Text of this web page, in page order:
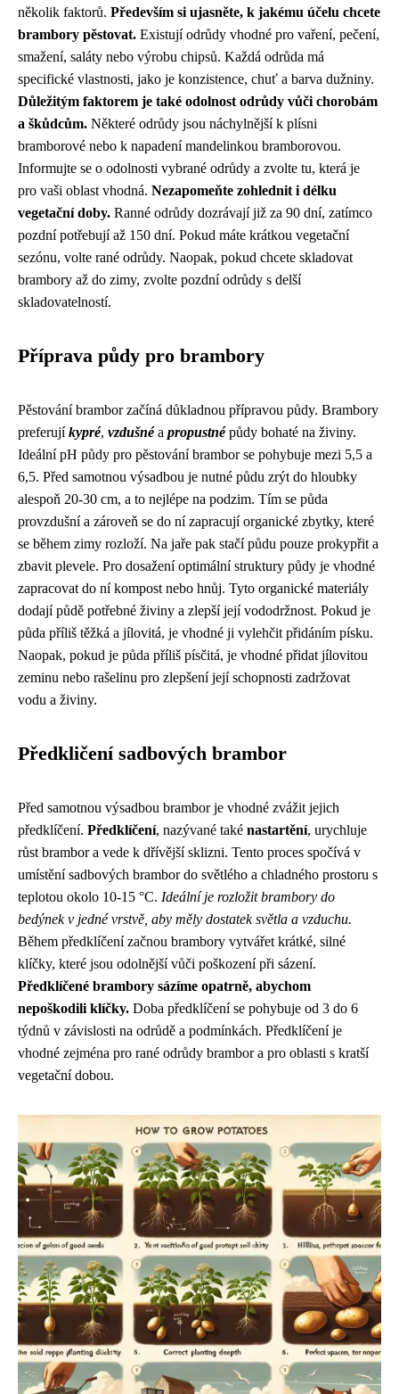
několik faktorů. Především si ujasněte, k jakému účelu chcete
brambory pěstovat. Existují odrůdy vhodné pro vaření, pečení,
smažení, saláty nebo výrobu chipsů. Každá odrůda má
specifické vlastnosti, jako je konzistence, chuť a barva dužniny.
Důležitým faktorem je také odolnost odrůdy vůči chorobám
a škůdcům. Některé odrůdy jsou náchylnější k plísni
bramborové nebo k napadení mandelinkou bramborovou.
Informujte se o odolnosti vybrané odrůdy a zvolte tu, která je
pro vaši oblast vhodná. Nezapomeňte zohlednit i délku
vegetační doby. Ranné odrůdy dozrávají již za 90 dní, zatímco
pozdní potřebují až 150 dní. Pokud máte krátkou vegetační
sezónu, volte rané odrůdy. Naopak, pokud chcete skladovat
brambory až do zimy, zvolte pozdní odrůdy s delší
skladovatelností.
Příprava půdy pro brambory
Pěstování brambor začíná důkladnou přípravou půdy. Brambory
preferujíkypré, vzdušnéa propustnépůdy bohaté na živiny.
Ideální pH půdy pro pěstování brambor se pohybuje mezi 5,5 a
6,5. Před samotnou výsadbou je nutné půdu zrýt do hloubky
alespoň 20-30 cm, a to nejlépe na podzim. Tím se půda
provzdušní a zároveň se do ní zapracují organické zbytky, které
se během zimy rozloží. Na jaře pak stačí půdu pouze prokypřit a
zbavit plevele. Pro dosažení optimální struktury půdy je vhodné
zapracovat do ní kompost nebo hnůj. Tyto organické materiály
dodají půdě potřebné živiny a zlepší její vododržnost. Pokud je
půda příliš těžká a jílovitá, je vhodné ji vylehčit přidáním písku.
Naopak, pokud je půda příliš písčitá, je vhodné přidat jílovitou
zeminu nebo rašelinu pro zlepšení její schopnosti zadržovat
vodu a živiny.
Předkličení sadbových brambor
Před samotnou výsadbou brambor je vhodné zvážit jejich
předklíčení. Předklíčení, nazývané také nastartění, urychluje
růst brambor a vede k dřívější sklizni. Tento proces spočívá v
umístění sadbových brambor do světlého a chladného prostoru s
teplotou okolo 10-15 °C. Ideální je rozložit brambory do
bedýnek v jedné vrstvě, aby měly dostatek světla a vzduchu.
Během předklíčení začnou brambory vytvářet krátké, silné
klíčky, které jsou odolnější vůči poškození při sázení.
Předklíčené brambory sázíme opatrně, abychom
nepoškodili klíčky. Doba předklíčení se pohybuje od 3 do 6
týdnů v závislosti na odrůdě a podmínkách. Předklíčení je
vhodné zejména pro rané odrůdy brambor a pro oblasti s kratší
vegetační dobou.